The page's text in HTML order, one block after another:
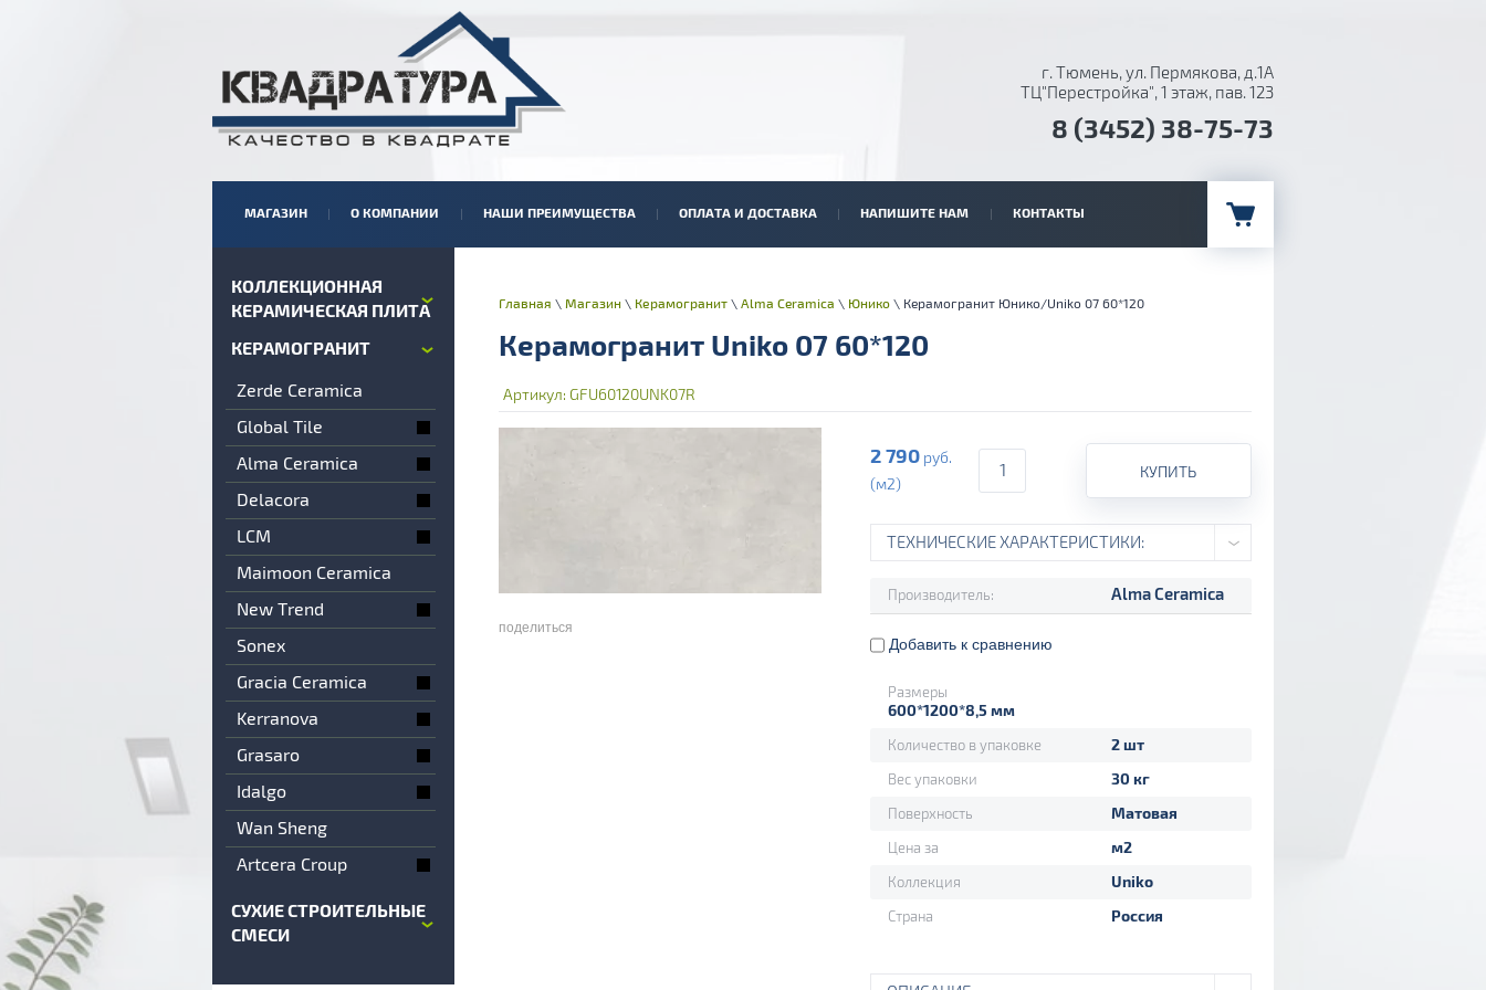
г. Тюмень, ул. Пермякова, д.1А
ТЦ"Перестройка", 1 этаж, пав. 123
8 (3452) 38-75-73
МАГАЗИН О КОМПАНИИ НАШИ ПРЕИМУЩЕСТВА ОПЛАТА И ДОСТАВКА НАПИШИТЕ НАМ КОНТАКТЫ
КОЛЛЕКЦИОННАЯ
КЕРАМИЧЕСКАЯ ПЛИТА
КЕРАМОГРАНИТ
Zerde Ceramica
Global Tile
Alma Ceramica
Delacora
LCM
Maimoon Ceramica
New Trend
Sonex
Gracia Ceramica
Kerranova
Grasaro
Idalgo
Wan Sheng
Artcera Croup
СУХИЕ СТРОИТЕЛЬНЫЕ
СМЕСИ
Главная \Магазин \ Керамогранит \Alma Ceramica \ Юнико \ Керамогранит Юнико/Uniko 07 60*120
Керамогранит Uniko 07 60*120
Артикул: GFU60120UNK07R
поделиться
2 790 руб.
(м2)
КУПИТЬ
ТЕХНИЧЕСКИЕ ХАРАКТЕРИСТИКИ:
Производитель: Alma Ceramica
Добавить к сравнению
Размеры
600*1200*8,5 мм
Количество в упаковке 2 шт
Вес упаковки 30 кг
Поверхность Матовая
Цена за м2
Коллекция Uniko
Страна Россия